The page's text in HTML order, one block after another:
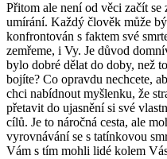
Přitom ale není od věci začít
umírání. Každý člověk může
konfrontován s faktem své
zemřeme, i Vy. Je důvod
bylo dobré dělat do doby, než
bojíte? Co opravdu nechcete,
chci nabídnout myšlenku, že
přetavit do ujasnění si své
cílů. Je to náročná cesta, ale
vyrovnávání se s tatínkovou
Vám s tím mohli lidé kolem